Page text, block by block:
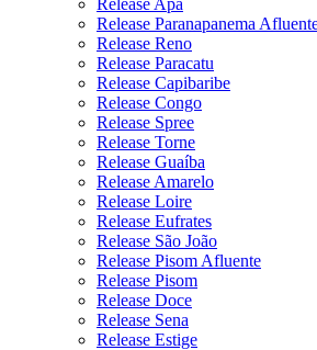
Release Apa
Release Paranapanema
Release Reno
Release Paracatu
Release Capibaribe
Release Congo
Release Spree
Release Torne
Release Guaíba
Release Amarelo
Release Loire
Release Eufrates
Release São João
Release Pisom Afluente
Release Pisom
Release Doce
Release Sena
Release Estige